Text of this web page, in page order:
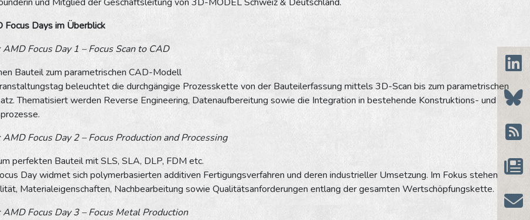
Focus Days im Überblick
Focus Day 1 – Focus Scan to CAD
Bauteil zum parametrischen CAD-Modell
beleuchtet die durchgängige Prozesskette von der Bauteilerfassung mittels 3D-Scan bis zum parametrischen
Thematisiert werden Reverse Engineering, Datenaufbereitung sowie die Integration in bestehende Konstruktions- und
Focus Day 2 – Focus Production and Processing
perfekten Bauteil mit SLS, SLA, DLP, FDM etc.
Day widmet sich polymerbasierten additiven Fertigungsverfahren und deren industrieller Umsetzung. Im Fokus stehen
Materialeigenschaften, Nachbearbeitung sowie Qualitätsanforderungen entlang der gesamten Wertschöpfungskette.
Focus Day 3 – Focus Metal Production